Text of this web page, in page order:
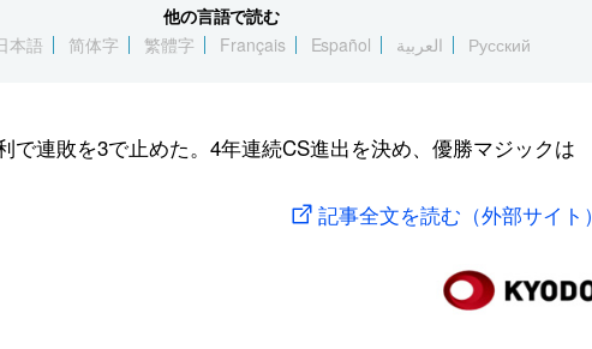
他の言語で読む
本語 简体字 繁體字 Français Español العربية Русский
で連敗を3で止めた。4年連続CS進出を決め、優勝マジックは
記事全文を読む（外部サイト）